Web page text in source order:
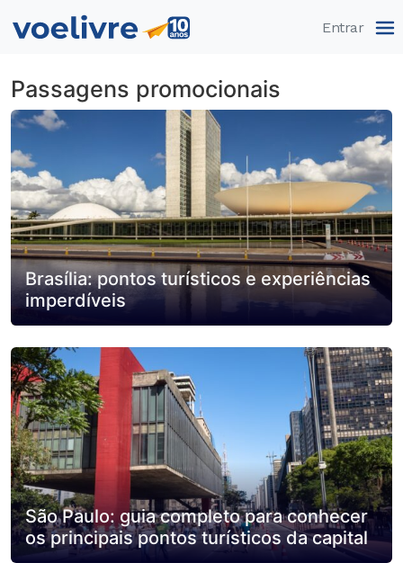
Entrar
Passagens promocionais
Brasília: pontos turísticos e experiências
imperdíveis
São Paulo: guia completo para conhecer
os principais pontos turísticos da capital